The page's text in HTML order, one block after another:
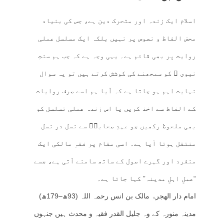
اسلام ایک زندہ اور متحرک دین ہے، جس کی بنیاد
محض الفاظ و نصوص پر نہیں بلکہ ایک مسلسل عملی
روایت پر بھی قائم ہے۔ یہی وجہ ہے کہ جب ہم سنتِ
نبوی ﷺ کو سمجھنے کی کوشش کرتے ہیں تو یہ سوال
نہایت اہم ہو جاتا ہے کہ آیا ہم اسے صرف روایات
کے الفاظ سے اخذ کریں یا اس زندہ عملی تسلسل کو
بھی ملحوظ رکھیں جو عہدِ صحابہؓ سے نسل در نسل
منتقل ہوتا آیا ہے۔ اسی مقام پر فقہِ مالکی ایک
منفرد اور گہرے اصول کے ساتھ سامنے آتی ہے، جسے
“عملِ اہلِ مدینہ” کہا جاتا ہے۔
امام دار الھجرۃ مالک بن انس رحمہ اللہ (93ھ–179ھ)
مدینہ منورہ کے وہ جلیل القدر فقیہ و محدث ہیں جنہوں